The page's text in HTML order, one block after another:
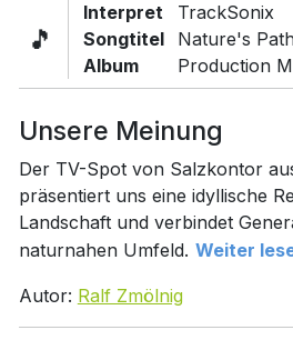
🎵
Interpret
Songtitel
Album
TrackSonix
Nature's
Production
Unsere Meinung
Der TV-Spot von Salzkontor
präsentiert uns eine idyllische
Landschaft und verbindet
naturnahen Umfeld. Weiter
Autor: Ralf Zmölnig